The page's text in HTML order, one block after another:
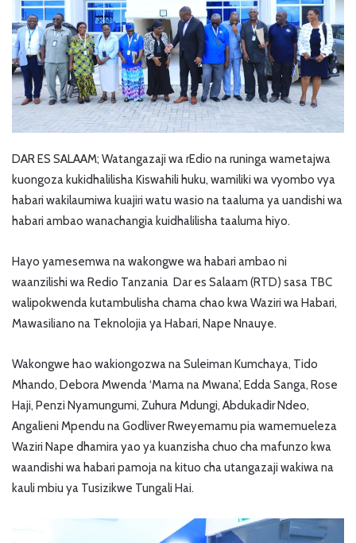
DAR ES SALAAM; Watangazaji wa rEdio na runinga wametajwa
kuongoza kukidhalilisha Kiswahili huku, wamiliki wa vyombo vya
habari wakilaumiwa kuajiri watu wasio na taaluma ya uandishi wa
habari ambao wanachangia kuidhalilisha taaluma hiyo.
Hayo yamesemwa na wakongwe wa habari ambao ni
waanzilishi wa Redio Tanzania Dar es Salaam (RTD) sasa TBC
walipokwenda kutambulisha chama chao kwa Waziri wa Habari,
Mawasiliano na Teknolojia ya Habari, Nape Nnauye.
Wakongwe hao wakiongozwa na Suleiman Kumchaya, Tido
Mhando, Debora Mwenda ‘Mama na Mwana’, Edda Sanga, Rose
Haji, Penzi Nyamungumi, Zuhura Mdungi, Abdukadir Ndeo,
Angalieni Mpendu na Godliver Rweyemamu pia wamemueleza
Waziri Nape dhamira yao ya kuanzisha chuo cha mafunzo kwa
waandishi wa habari pamoja na kituo cha utangazaji wakiwa na
kauli mbiu ya Tusizikwe Tungali Hai.